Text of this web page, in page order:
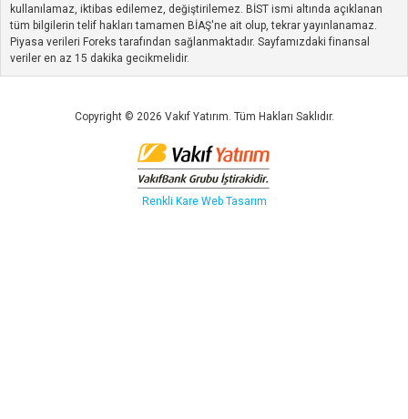
kullanılamaz, iktibas edilemez, değiştirilemez. BİST ismi altında açıklanan
tüm bilgilerin telif hakları tamamen BİAŞ'ne ait olup, tekrar yayınlanamaz.
Piyasa verileri Foreks tarafından sağlanmaktadır. Sayfamızdaki finansal
veriler en az 15 dakika gecikmelidir.
Copyright © 2026 Vakıf Yatırım. Tüm Hakları Saklıdır.
Renkli Kare Web Tasarım